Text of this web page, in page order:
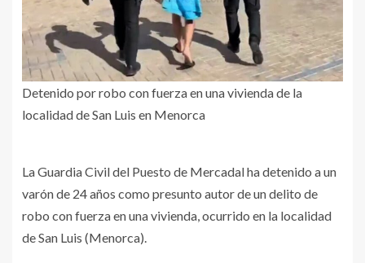
Detenido por robo con fuerza en una vivienda de la
localidad de San Luis en Menorca
La Guardia Civil del Puesto de Mercadal ha detenido a un
varón de 24 años como presunto autor de un delito de
robo con fuerza en una vivienda, ocurrido en la localidad
de San Luis (Menorca).